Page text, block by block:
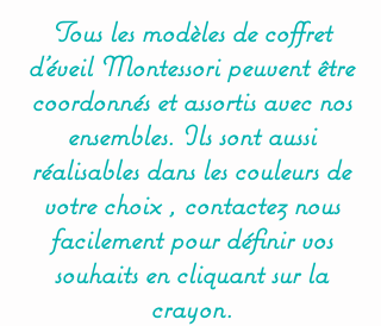
Tous les modèles de coffret
d'éveil Montessori peuvent être
coordonnés et assortis avec nos
ensembles. Ils sont aussi
réalisables dans les couleurs de
votre choix , contactez nous
facilement pour définir vos
souhaits en cliquant sur la
crayon.